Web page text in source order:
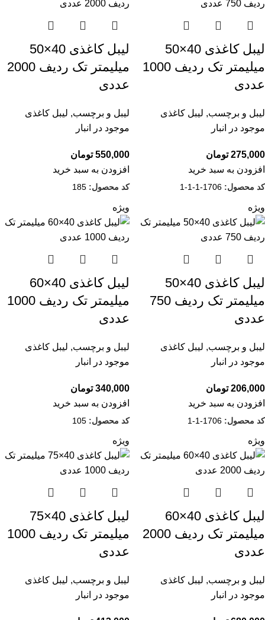
لیبل کاغذی 40×50
میلیمتر تک ردیف 1000
عددی
لیبل و برچسب, لیبل کاغذی
موجود در انبار
275,000 تومان
افزودن به سبد خرید
کد محصول: 1706-1-1-1
لیبل کاغذی 40×50
میلیمتر تک ردیف 2000
عددی
لیبل و برچسب, لیبل کاغذی
موجود در انبار
550,000 تومان
افزودن به سبد خرید
کد محصول: 185
ویژه
لیبل کاغذی 40×50
میلیمتر تک ردیف 750
عددی
لیبل و برچسب, لیبل کاغذی
موجود در انبار
206,000 تومان
افزودن به سبد خرید
کد محصول: 1706-1-1
ویژه
لیبل کاغذی 40×60
میلیمتر تک ردیف 1000
عددی
لیبل و برچسب, لیبل کاغذی
موجود در انبار
340,000 تومان
افزودن به سبد خرید
کد محصول: 105
ویژه
لیبل کاغذی 40×60
میلیمتر تک ردیف 2000
عددی
لیبل و برچسب, لیبل کاغذی
موجود در انبار
ویژه
لیبل کاغذی 40×75
میلیمتر تک ردیف 1000
عددی
لیبل و برچسب, لیبل کاغذی
موجود در انبار